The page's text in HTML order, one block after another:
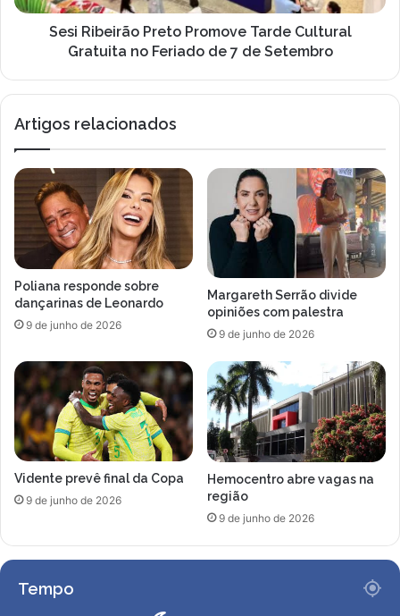
Feriado
Sesi Ribeirão Preto Promove Tarde Cultural
Gratuita no Feriado de 7 de Setembro
Artigos relacionados
Poliana responde sobre
dançarinas de Leonardo
9 de junho de 2026
Margareth Serrão divide
opiniões com palestra
9 de junho de 2026
Vidente prevê final da Copa
9 de junho de 2026
Hemocentro abre vagas na
região
9 de junho de 2026
Tempo